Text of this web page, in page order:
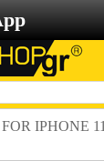
IPHONE